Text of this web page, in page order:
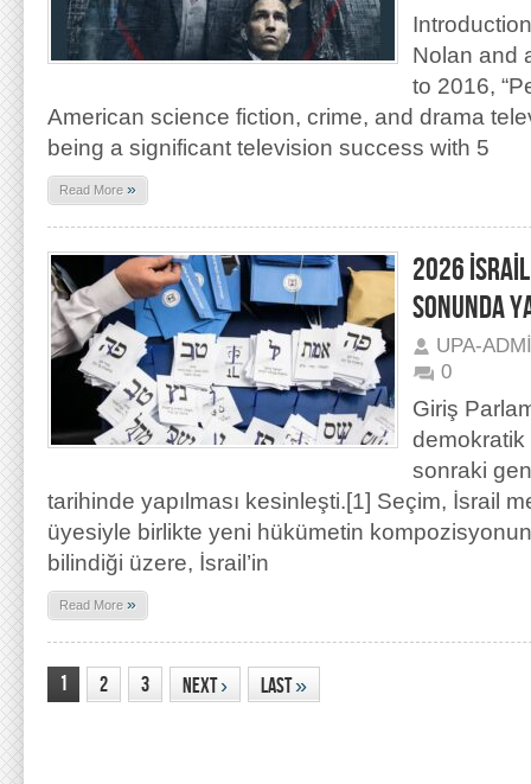
Nolan and
to 2016,
American science fiction, crime, and drama
being a significant television success with 5
Read More »
2026
SONUNDA
UPA-
0
Giriş
demokratik
sonraki
tarihinde yapılması kesinleşti.[1] Seçim, İsrail
üyesiyle birlikte yeni hükümetin
bilindiği üzere, İsrail’in
Read More »
1 2 3 Next› Last»